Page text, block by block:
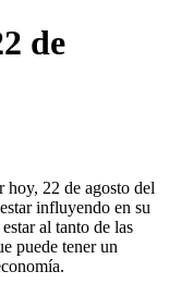
de
hoy, 22 de agosto del
influyendo en su
al tanto de las
puede tener un